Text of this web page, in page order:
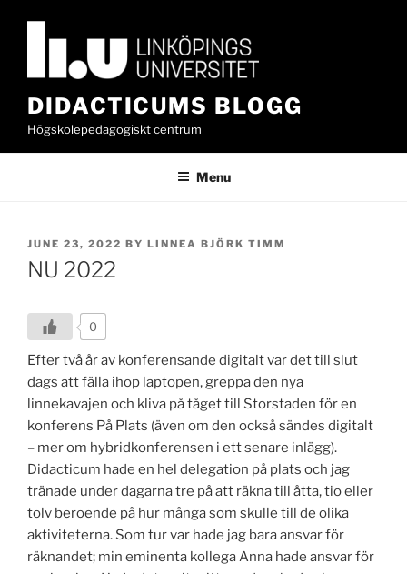
DIDACTICUMS BLOGG
Högskolepedagogiskt centrum
Menu
POSTED
ON
JUNE 23, 2022 BY LINNEA BJÖRK TIMM
NU 2022
0
Efter två år av konferensande digitalt var det till slut
dags att fälla ihop laptopen, greppa den nya
linnekavajen och kliva på tåget till Storstaden för en
konferens På Plats (även om den också sändes digitalt
– mer om hybridkonferensen i ett senare inlägg).
Didacticum hade en hel delegation på plats och jag
tränade under dagarna tre på att räkna till åtta, tio eller
tolv beroende på hur många som skulle till de olika
aktiviteterna. Som tur var hade jag bara ansvar för
räknandet; min eminenta kollega Anna hade ansvar för